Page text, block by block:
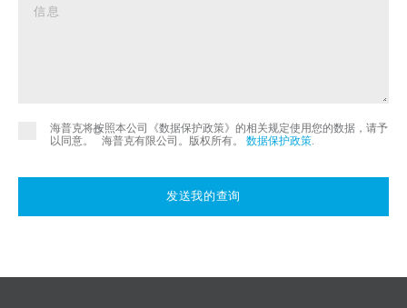
海普克将按照本公司《数据保护政策》的相关规定使用您的数据，请予
以同意。
©
海普克有限公司。版权所有。 数据保护政策
发送我的查询